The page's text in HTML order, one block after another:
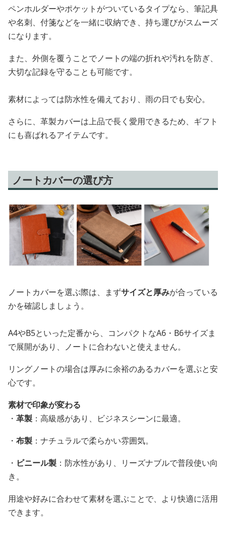
ペンホルダーやポケットがついているタイプなら、筆記具
や名刺、付箋などを一緒に収納でき、持ち運びがスムーズ
になります。
また、外側を覆うことでノートの端の折れや汚れを防ぎ、
大切な記録を守ることも可能です。
素材によっては防水性を備えており、雨の日でも安心。
さらに、革製カバーは上品で長く愛用できるため、ギフト
にも喜ばれるアイテムです。
ノートカバーの選び方
ノートカバーを選ぶ際は、まずサイズと厚みが合っている
かを確認しましょう。
A4やB5といった定番から、コンパクトなA6・B6サイズま
で展開があり、ノートに合わないと使えません。
リングノートの場合は厚みに余裕のあるカバーを選ぶと安
心です。
素材で印象が変わる
・ 革製 ：高級感があり、ビジネスシーンに最適。
・ 布製 ：ナチュラルで柔らかい雰囲気。
・ ビニール製 ：防水性があり、リーズナブルで普段使い向
き。
用途や好みに合わせて素材を選ぶことで、より快適に活用
できます。